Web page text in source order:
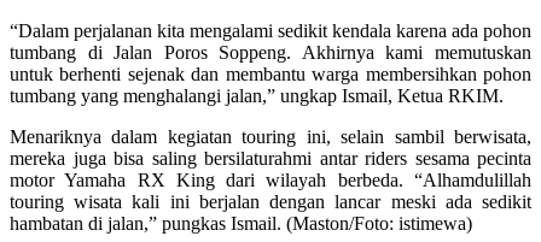
“Dalam perjalanan kita mengalami sedikit kendala karena ada pohon
tumbang di Jalan Poros Soppeng. Akhirnya kami memutuskan
untuk berhenti sejenak dan membantu warga membersihkan pohon
tumbang yang menghalangi jalan,” ungkap Ismail, Ketua RKIM.
Menariknya dalam kegiatan touring ini, selain sambil berwisata,
mereka juga bisa saling bersilaturahmi antar riders sesama pecinta
motor Yamaha RX King dari wilayah berbeda. “Alhamdulillah
touring wisata kali ini berjalan dengan lancar meski ada sedikit
hambatan di jalan,” pungkas Ismail. (Maston/Foto: istimewa)